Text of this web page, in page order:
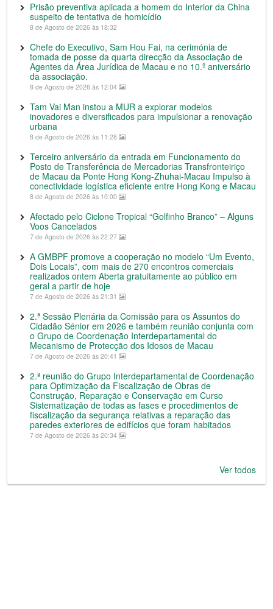
Prisão preventiva aplicada a homem do Interior da China
suspeito de tentativa de homicídio
8 de Agosto de 2026 às 18:32
Chefe do Executivo, Sam Hou Fai, na cerimónia de
tomada de posse da quarta direcção da Associação de
Agentes da Área Jurídica de Macau e no 10.º aniversário
da associação.
8 de Agosto de 2026 às 12:04
Tam Vai Man instou a MUR a explorar modelos
inovadores e diversificados para impulsionar a renovação
urbana
8 de Agosto de 2026 às 11:28
Terceiro aniversário da entrada em Funcionamento do
Posto de Transferência de Mercadorias Transfronteiriço
de Macau da Ponte Hong Kong-Zhuhai-Macau Impulso à
conectividade logística eficiente entre Hong Kong e Macau
8 de Agosto de 2026 às 10:00
Afectado pelo Ciclone Tropical “Golfinho Branco” – Alguns
Voos Cancelados
7 de Agosto de 2026 às 22:27
A GMBPF promove a cooperação no modelo “Um Evento,
Dois Locais”, com mais de 270 encontros comerciais
realizados ontem Aberta gratuitamente ao público em
geral a partir de hoje
7 de Agosto de 2026 às 21:31
2.ª Sessão Plenária da Comissão para os Assuntos do
Cidadão Sénior em 2026 e também reunião conjunta com
o Grupo de Coordenação Interdepartamental do
Mecanismo de Protecção dos Idosos de Macau
7 de Agosto de 2026 às 20:41
2.ª reunião do Grupo Interdepartamental de Coordenação
para Optimização da Fiscalização de Obras de
Construção, Reparação e Conservação em Curso
Sistematização de todas as fases e procedimentos de
fiscalização da segurança relativas a reparação das
paredes exteriores de edifícios que foram habitados
7 de Agosto de 2026 às 20:34
Ver todos